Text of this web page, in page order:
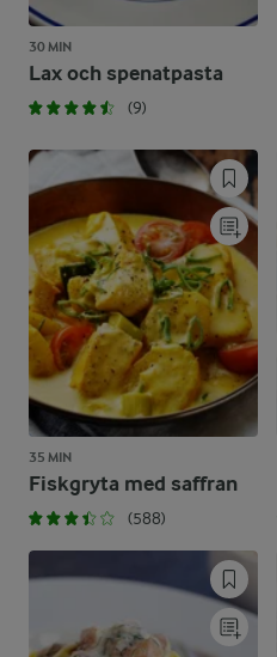
30 MIN
Lax och spenatpasta
(9)
35 MIN
Fiskgryta med saffran
(588)